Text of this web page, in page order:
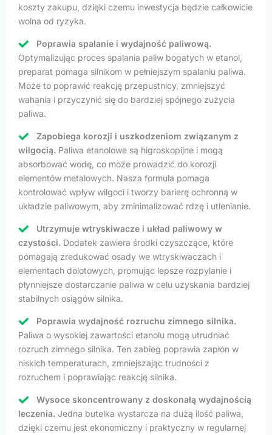
koszty zakupu, dzięki czemu inwestycja będzie całkowicie
wolna od ryzyka.
Poprawia spalanie i wydajność paliwową.
Optymalizując proces spalania paliw bogatych w etanol,
preparat pomaga silnikom w pełniejszym spalaniu paliwa.
Może to poprawić reakcję przepustnicy, zmniejszyć
wahania i przyczynić się do bardziej spójnego zużycia
paliwa.
Zapobiega korozji i uszkodzeniom związanym z
wilgocią. Paliwa etanolowe są higroskopijne i mogą
absorbować wodę, co może prowadzić do korozji
elementów metalowych. Nasza formuła pomaga
kontrolować wpływ wilgoci i tworzy barierę ochronną w
układzie paliwowym, aby zminimalizować rdzę i utlenianie.
Utrzymuje wtryskiwacze i układ paliwowy w
czystości. Dodatek zawiera środki czyszczące, które
pomagają zredukować osady we wtryskiwaczach i
elementach dolotowych, promując lepsze rozpylanie i
płynniejsze dostarczanie paliwa w celu uzyskania bardziej
stabilnych osiągów silnika.
Poprawia wydajność rozruchu zimnego silnika.
Paliwa o wysokiej zawartości etanolu mogą utrudniać
rozruch zimnego silnika. Ten zabieg poprawia zapłon w
niskich temperaturach, zmniejszając trudności z
rozruchem i poprawiając reakcję silnika.
Wysoce skoncentrowany z doskonałą wydajnością
leczenia. Jedna butelka wystarcza na dużą ilość paliwa,
dzięki czemu jest ekonomiczny i praktyczny w regularnej